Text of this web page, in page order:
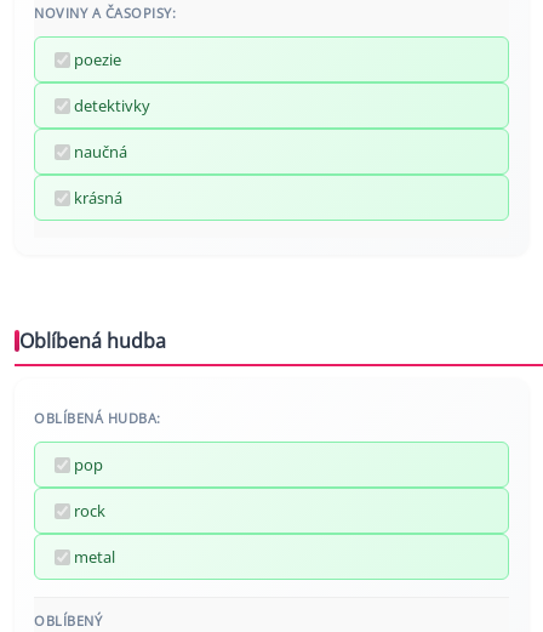
NOVINY A ČASOPISY:
poezie
detektivky
naučná
krásná
Oblíbená hudba
OBLÍBENÁ HUDBA:
pop
rock
metal
OBLÍBENÝ